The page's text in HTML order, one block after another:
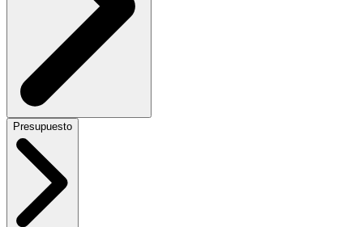
Presupuesto